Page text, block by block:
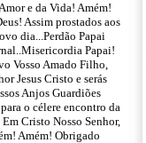
e da Vida! Amém!
Assim prostados aos
dia...Perdão Papai
Papai!
Vosso Amado Filho,
Jesus Cristo e serás
Anjos Guardiões
o célere encontro da
Cristo Nosso Senhor,
Amém! Obrigado